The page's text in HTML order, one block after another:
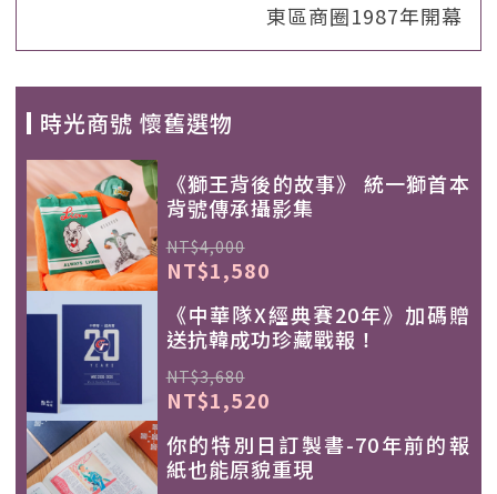
東區商圈1987年開幕
時光商號 懷舊選物
《獅王背後的故事》 統一獅首本
背號傳承攝影集
NT$4,000
NT$1,580
《中華隊X經典賽20年》加碼贈
送抗韓成功珍藏戰報！
NT$3,680
NT$1,520
你的特別日訂製書-70年前的報
紙也能原貌重現